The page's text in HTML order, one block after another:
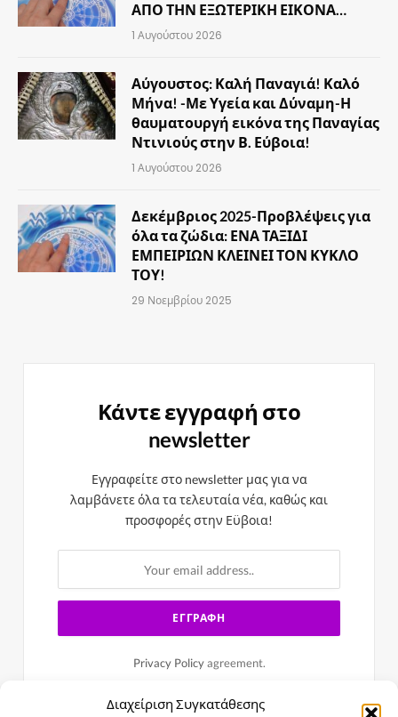
Διαχείριση Συγκατάθεσης
ΑΠΟ ΤΗΝ ΕΞΩΤΕΡΙΚΗ ΕΙΚΟΝΑ…
1 Αυγούστου 2026
Αύγουστος: Καλή Παναγιά! Καλό
Μήνα! -Με Υγεία και Δύναμη-Η
θαυματουργή εικόνα της Παναγίας
Ντινιούς στην Β. Εύβοια!
1 Αυγούστου 2026
Δεκέμβριος 2025-Προβλέψεις για
όλα τα ζώδια: ΕΝΑ ΤΑΞΙΔΙ
ΕΜΠΕΙΡΙΩΝ ΚΛΕΙΝΕΙ ΤΟΝ ΚΥΚΛΟ
ΤΟΥ!
29 Νοεμβρίου 2025
Κάντε εγγραφή στο
newsletter
Εγγραφείτε στο newsletter μας για να
λαμβάνετε όλα τα τελευταία νέα, καθώς και
προσφορές στην Εϋβοια!
Privacy Policyagreement.